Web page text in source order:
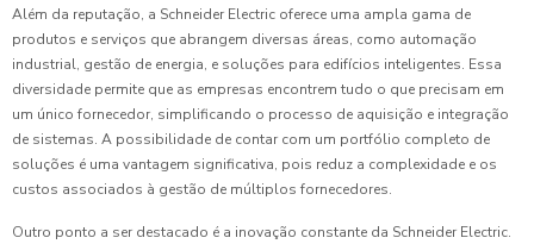
Além da reputação, a Schneider Electric oferece uma ampla gama de
produtos e serviços que abrangem diversas áreas, como automação
industrial, gestão de energia, e soluções para edifícios inteligentes. Essa
diversidade permite que as empresas encontrem tudo o que precisam em
um único fornecedor, simplificando o processo de aquisição e integração
de sistemas. A possibilidade de contar com um portfólio completo de
soluções é uma vantagem significativa, pois reduz a complexidade e os
custos associados à gestão de múltiplos fornecedores.
Outro ponto a ser destacado é a inovação constante da Schneider Electric.